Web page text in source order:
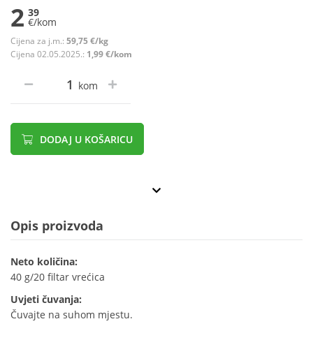
2 39
€/kom
Cijena za j.m.: 59,75 €/kg
Cijena 02.05.2025.: 1,99 €/kom
kom
DODAJ U KOŠARICU
Opis proizvoda
Neto količina:
40 g/20 filtar vrećica
Uvjeti čuvanja:
Čuvajte na suhom mjestu.